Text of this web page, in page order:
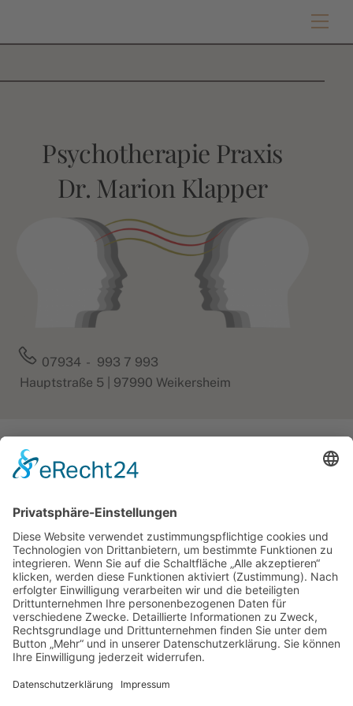
content
Psychotherapie Praxis
Dr. Marion Klapper
07934 - 993 7 993
Hauptstraße 5 | 97990 Weikersheim
Leider ist beim Suchen der Seite ein
Fehler aufgetreten.
Bitte versuchen Sie es noch einmal
neu über die Startseite.